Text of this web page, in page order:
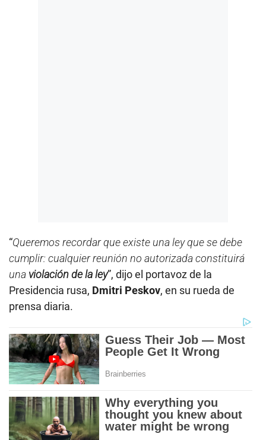
“Queremos recordar que existe una ley que se debe
cumplir: cualquier reunión no autorizada constituirá
una violación de la ley”, dijo el portavoz de la
Presidencia rusa, Dmitri Peskov, en su rueda de
prensa diaria.